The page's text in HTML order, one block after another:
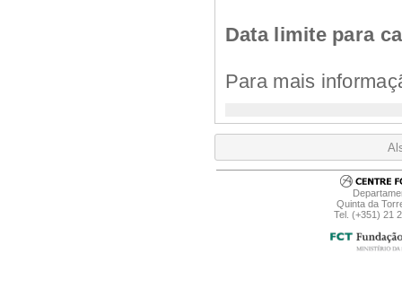
Data limite para
Para mais
Quinta da
Tel. (+351) 21